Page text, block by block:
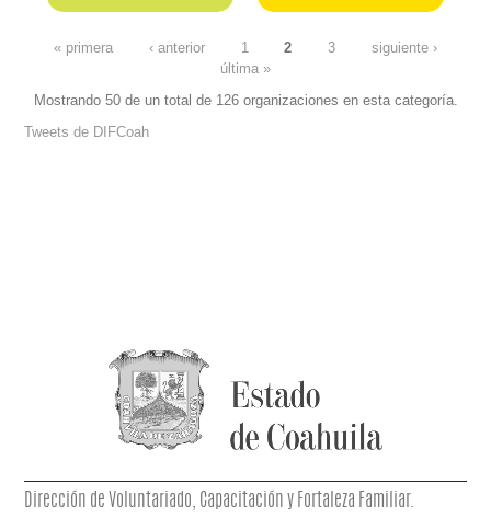
PÁGINAS
« primera ‹ anterior 1 2 3
siguiente ›
última »
Mostrando 50 de un total de 126 organizaciones en esta categoría.
Tweets de DIFCoah
Dirección de Voluntariado, Capacitación y Fortaleza Familiar.